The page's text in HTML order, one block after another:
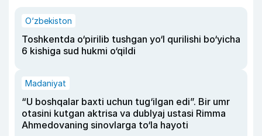
O‘zbekiston
Toshkentda o‘pirilib tushgan yo‘l qurilishi bo‘yicha
6 kishiga sud hukmi o‘qildi
Madaniyat
“U boshqalar baxti uchun tug‘ilgan edi”. Bir umr
otasini kutgan aktrisa va dublyaj ustasi Rimma
Ahmedovaning sinovlarga to‘la hayoti